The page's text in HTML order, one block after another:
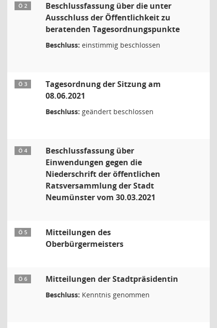
Ö 2
Beschlussfassung über die unter
Ausschluss der Öffentlichkeit zu
beratenden Tagesordnungspunkte
Beschluss: einstimmig beschlossen
Ö 3
Tagesordnung der Sitzung am
08.06.2021
Beschluss: geändert beschlossen
Ö 4
Beschlussfassung über
Einwendungen gegen die
Niederschrift der öffentlichen
Ratsversammlung der Stadt
Neumünster vom 30.03.2021
Ö 5
Mitteilungen des
Oberbürgermeisters
Ö 6 Mitteilungen der Stadtpräsidentin
Beschluss: Kenntnis genommen